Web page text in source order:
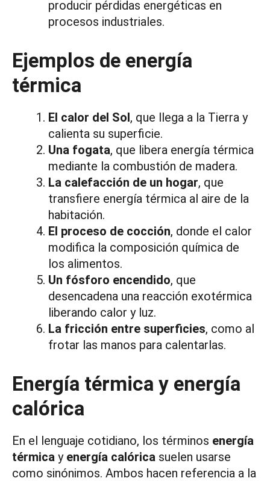
producir pérdidas energéticas en
procesos industriales.
Ejemplos de energía
térmica
El calor del Sol, que llega a la Tierra y
calienta su superficie.
Una fogata, que libera energía térmica
mediante la combustión de madera.
La calefacción de un hogar, que
transfiere energía térmica al aire de la
habitación.
El proceso de cocción, donde el calor
modifica la composición química de
los alimentos.
Un fósforo encendido, que
desencadena una reacción exotérmica
liberando calor y luz.
La fricción entre superficies, como al
frotar las manos para calentarlas.
Energía térmica y energía
calórica
En el lenguaje cotidiano, los términos energía
térmica y energía calórica suelen usarse
como sinónimos. Ambos hacen referencia a la